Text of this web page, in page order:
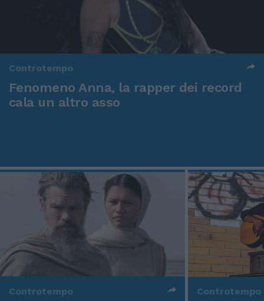
Controtempo
Fenomeno Anna, la rapper dei record
cala un altro asso
Controtempo Controtempo